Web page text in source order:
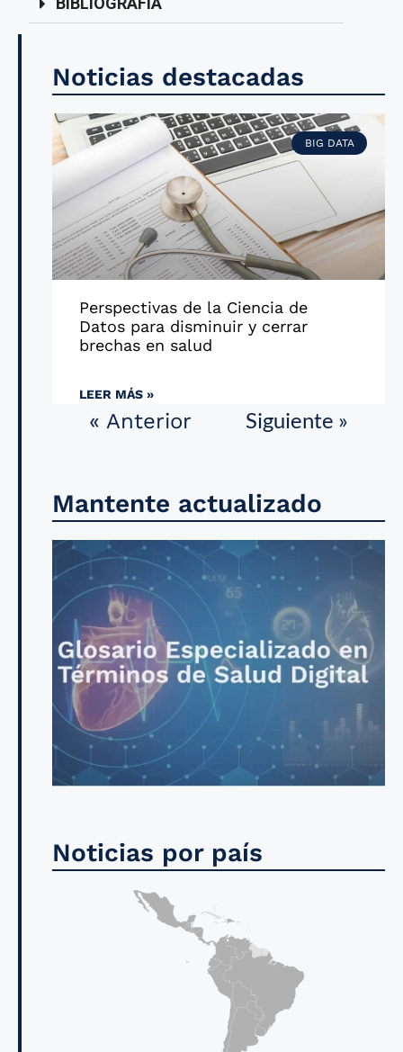
Noticias destacadas
BIG DATA
Perspectivas de la Ciencia de
Datos para disminuir y cerrar
brechas en salud
LEER MÁS »
« Anterior Siguiente »
Mantente actualizado
Noticias por país